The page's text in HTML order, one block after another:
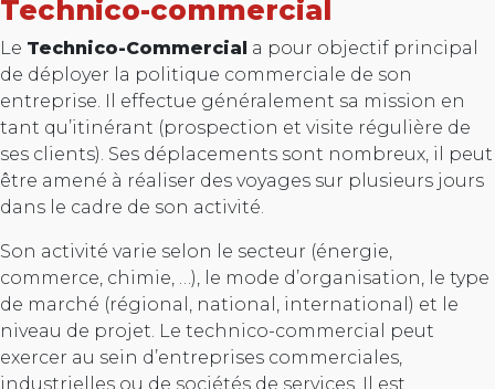
Technico-commercial
Le Technico-Commercial a pour objectif principal
de déployer la politique commerciale de son
entreprise. Il effectue généralement sa mission en
tant qu’itinérant (prospection et visite régulière de
ses clients). Ses déplacements sont nombreux, il peut
être amené à réaliser des voyages sur plusieurs jours
dans le cadre de son activité.
Son activité varie selon le secteur (énergie,
commerce, chimie, …), le mode d’organisation, le type
de marché (régional, national, international) et le
niveau de projet. Le technico-commercial peut
exercer au sein d’entreprises commerciales,
industrielles ou de sociétés de services. Il est